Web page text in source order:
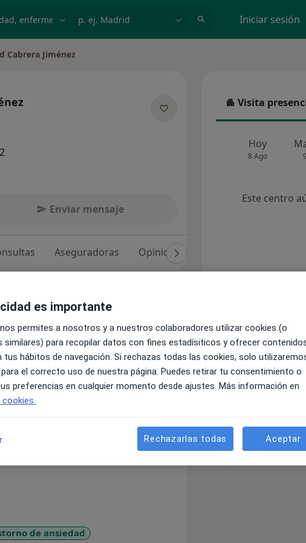
Iniciar sesión
Cabrera Jiménez
Enviar mensaje
Aseguradoras Opiniones (161)
sanitaria desde 2004.
Empresas privadas, Escuela de
privados. Pionera en la
psicológico (Realidad Virtual )
de ansiedad
Visita
Visita
Hoy
8 Ago
Este centro
es importante
permites a nosotros y a nuestros colaboradores utilizar cookies (o
similares) para recopilar datos con fines estadísiticos y ofrecer
tus hábitos de navegación. Si rechazas todas las cookies, solo
el correcto uso de nuestra página. Puedes retirar tu consentimiento o
preferencias en cualquier momento desde ajustes. Más información en
Rechazarlas todas Aceptar